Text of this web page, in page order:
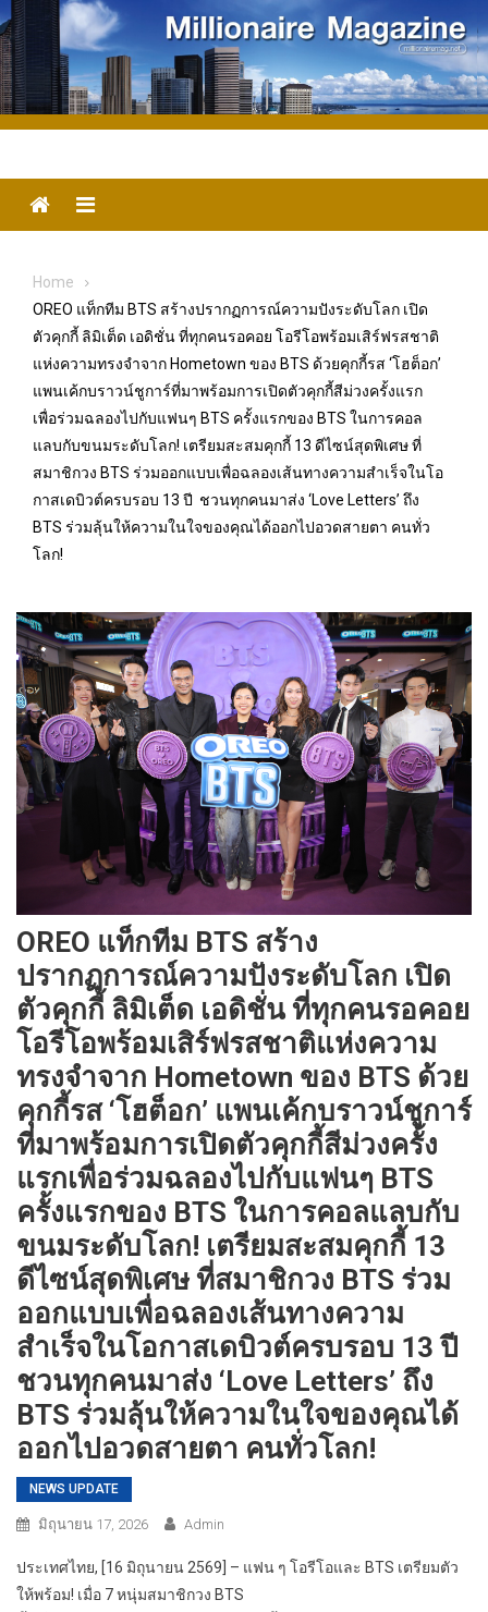
Skip
to
content
Menu
Home
OREO แท็กทีม BTS สร้างปรากฏการณ์ความปังระดับโลก เปิด
ตัวคุกกี้ ลิมิเต็ด เอดิชั่น ที่ทุกคนรอคอย โอรีโอพร้อมเสิร์ฟรสชาติ
แห่งความทรงจำจาก Hometown ของ BTS ด้วยคุกกี้รส ‘โฮต็อก’
แพนเค้กบราวน์ชูการ์ที่มาพร้อมการเปิดตัวคุกกี้สีม่วงครั้งแรก
เพื่อร่วมฉลองไปกับแฟนๆ BTS ครั้งแรกของ BTS ในการคอล
แลบกับขนมระดับโลก! เตรียมสะสมคุกกี้ 13 ดีไซน์สุดพิเศษ ที่
สมาชิกวง BTS ร่วมออกแบบเพื่อฉลองเส้นทางความสำเร็จในโอ
กาสเดบิวต์ครบรอบ 13 ปี ชวนทุกคนมาส่ง ‘Love Letters’ ถึง
BTS ร่วมลุ้นให้ความในใจของคุณได้ออกไปอวดสายตา คนทั่ว
โลก!
OREO แท็กทีม BTS สร้าง
ปรากฏการณ์ความปังระดับโลก เปิด
ตัวคุกกี้ ลิมิเต็ด เอดิชั่น ที่ทุกคนรอคอย
โอรีโอพร้อมเสิร์ฟรสชาติแห่งความ
ทรงจำจาก Hometown ของ BTS ด้วย
คุกกี้รส ‘โฮต็อก’ แพนเค้กบราวน์ชูการ์
ที่มาพร้อมการเปิดตัวคุกกี้สีม่วงครั้ง
แรกเพื่อร่วมฉลองไปกับแฟนๆ BTS
ครั้งแรกของ BTS ในการคอลแลบกับ
ขนมระดับโลก! เตรียมสะสมคุกกี้ 13
ดีไซน์สุดพิเศษ ที่สมาชิกวง BTS ร่วม
ออกแบบเพื่อฉลองเส้นทางความ
สำเร็จในโอกาสเดบิวต์ครบรอบ 13 ปี
ชวนทุกคนมาส่ง ‘Love Letters’ ถึง
BTS ร่วมลุ้นให้ความในใจของคุณได้
ออกไปอวดสายตา คนทั่วโลก!
NEWS UPDATE
มิถุนายน 17, 2026 Admin
ประเทศไทย, [16 มิถุนายน 2569] – แฟน ๆ โอรีโอและ BTS เตรียมตัว
ให้พร้อม! เมื่อ 7 หนุ่มสมาชิกวง BTS